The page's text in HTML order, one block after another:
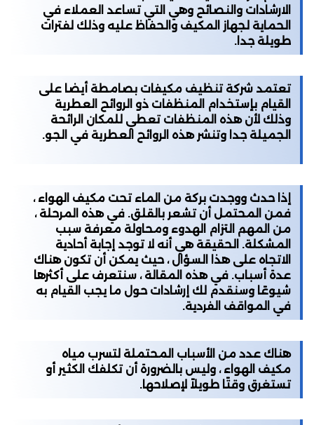
الارشادات والنصائح وهي التي تساعد العملاء في
الحماية لجهاز المكيف والحفاظ عليه وذلك لفترات
طويلة جدا.
تعتمد شركة تنظيف مكيفات بصامطة أيضا على
القيام بإستخدام المنظفات ذو الروائح العطرية
وذلك لأن هذه المنظفات تعطي للمكان الرائحة
الجميلة جدا وتنشر هذه الروائح العطرية في الجو.
إذا حدث ووجدت بركة من الماء تحت مكيف الهواء ،
فمن المحتمل أن تشعر بالقلق. في هذه المرحلة ،
من المهم التزام الهدوء ومحاولة معرفة سبب
المشكلة. الحقيقة هي أنه لا توجد إجابة أحادية
الاتجاه على هذا السؤال ، حيث يمكن أن تكون هناك
عدة أسباب. في هذه المقالة ، سنتعرف على أكثرها
شيوعًا وسنقدم لك إرشادات حول ما يجب القيام به
في المواقف الفردية.
هناك عدد من الأسباب المحتملة لتسرب مياه
مكيف الهواء ، وليس بالضرورة أن تكلفك الكثير أو
تستغرق وقتًا طويلاً لإصلاحها.